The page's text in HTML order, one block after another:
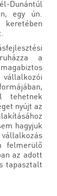
Dunántúl
egy ún.
a
tehetnek
nyújt az
hagyjuk
felmerülő
az adott
tapasztalt